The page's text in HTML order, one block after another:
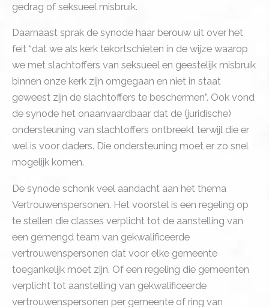
gedrag of seksueel misbruik.
Daarnaast sprak de synode haar berouw uit over het
feit “dat we als kerk tekortschieten in de wijze waarop
we met slachtoffers van seksueel en geestelijk misbruik
binnen onze kerk zijn omgegaan en niet in staat
geweest zijn de slachtoffers te beschermen”. Ook vond
de synode het onaanvaardbaar dat de (juridische)
ondersteuning van slachtoffers ontbreekt terwijl die er
wel is voor daders. Die ondersteuning moet er zo snel
mogelijk komen.
De synode schonk veel aandacht aan het thema
Vertrouwenspersonen. Het voorstel is een regeling op
te stellen die classes verplicht tot de aanstelling van
een gemengd team van gekwalificeerde
vertrouwenspersonen dat voor elke gemeente
toegankelijk moet zijn. Of een regeling die gemeenten
verplicht tot aanstelling van gekwalificeerde
vertrouwenspersonen per gemeente of ring van